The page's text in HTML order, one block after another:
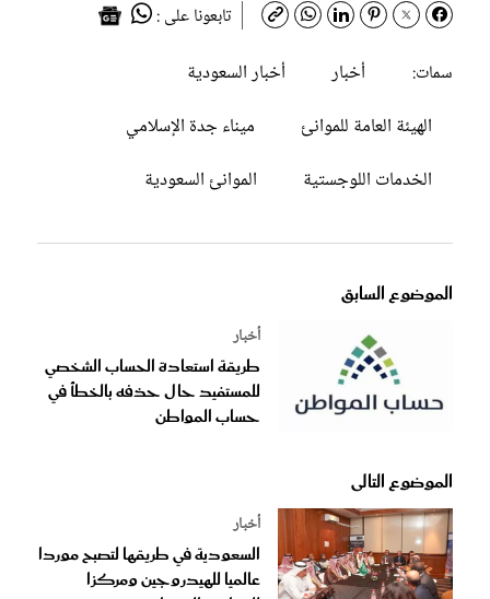
تابعونا على :
سمات:
أخبار
أخبار السعودية
الهيئة العامة للموانئ
ميناء جدة الإسلامي
الخدمات اللوجستية
الموانئ السعودية
الموضوع السابق
أخبار
طريقة استعادة الحساب الشخصي
للمستفيد حال حذفه بالخطأ في
حساب المواطن
الموضوع التالى
أخبار
السعودية في طريقها لتصبح موردا
عالميا للهيدروجين ومركزا